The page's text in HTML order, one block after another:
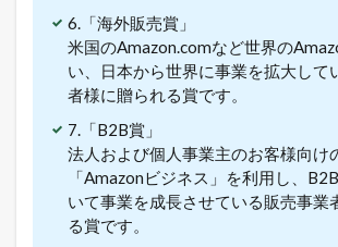
メ
ル
マ
ガ
配
信
中
！
1.3
店
長
6.「海外販売賞」
米国のAmazon.comなど世界の
い、日本から世界に事業を拡大して
者様に贈られる賞です。
7.「B2B賞」
法人および個人事業主のお客様向け
「Amazonビジネス」を利用し、
いて事業を成長させている販売事業
る賞です。